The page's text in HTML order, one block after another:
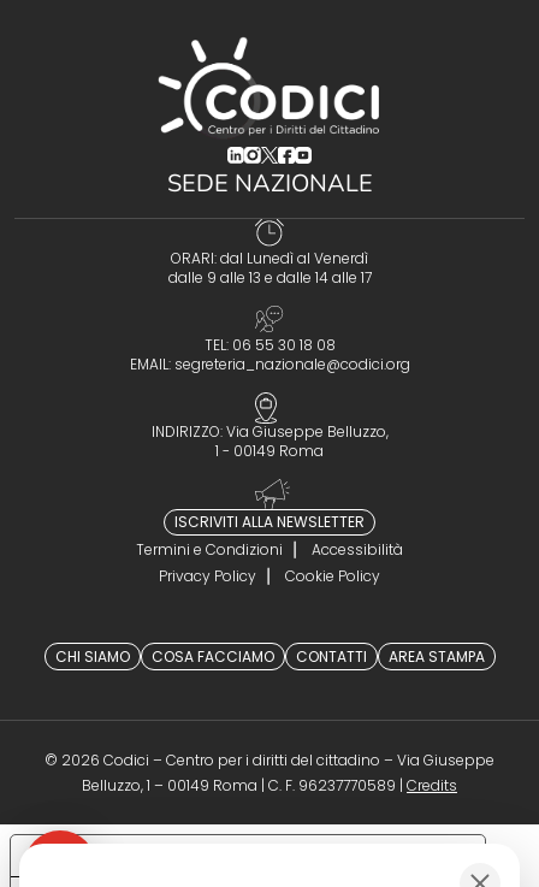
(opens in a new tab)
(opens in a new tab)
(opens in a new tab)
(opens in a new tab)
(opens in a new tab)
SEDE NAZIONALE
ORARI: dal Lunedì al Venerdì
dalle 9 alle 13 e dalle 14 alle 17
TEL: 06 55 30 18 08
EMAIL: segreteria_nazionale@codici.org
INDIRIZZO: Via Giuseppe Belluzzo,
1 - 00149 Roma
ISCRIVITI ALLA NEWSLETTER
Termini e Condizioni
Accessibilità
Privacy Policy
Cookie Policy
CHI SIAMO COSA FACCIAMO CONTATTI AREA STAMPA
© 2026 Codici – Centro per i diritti del cittadino – Via Giuseppe
Belluzzo, 1 – 00149 Roma | C. F. 96237770589 | Credits